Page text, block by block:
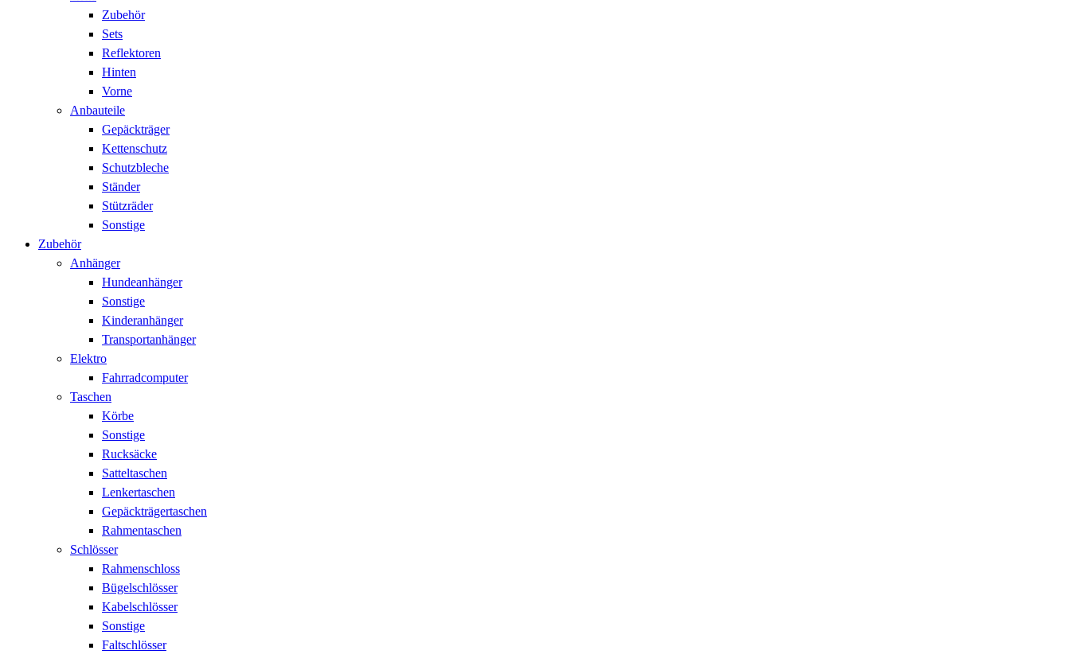
Zubehör
Sets
Reflektoren
Hinten
Vorne
Anbauteile
Gepäckträger
Kettenschutz
Schutzbleche
Ständer
Stützräder
Sonstige
Zubehör
Anhänger
Hundeanhänger
Sonstige
Kinderanhänger
Transportanhänger
Elektro
Fahrradcomputer
Taschen
Körbe
Sonstige
Rucksäcke
Satteltaschen
Lenkertaschen
Gepäckträgertaschen
Rahmentaschen
Schlösser
Rahmenschloss
Bügelschlösser
Kabelschlösser
Sonstige
Faltschlösser